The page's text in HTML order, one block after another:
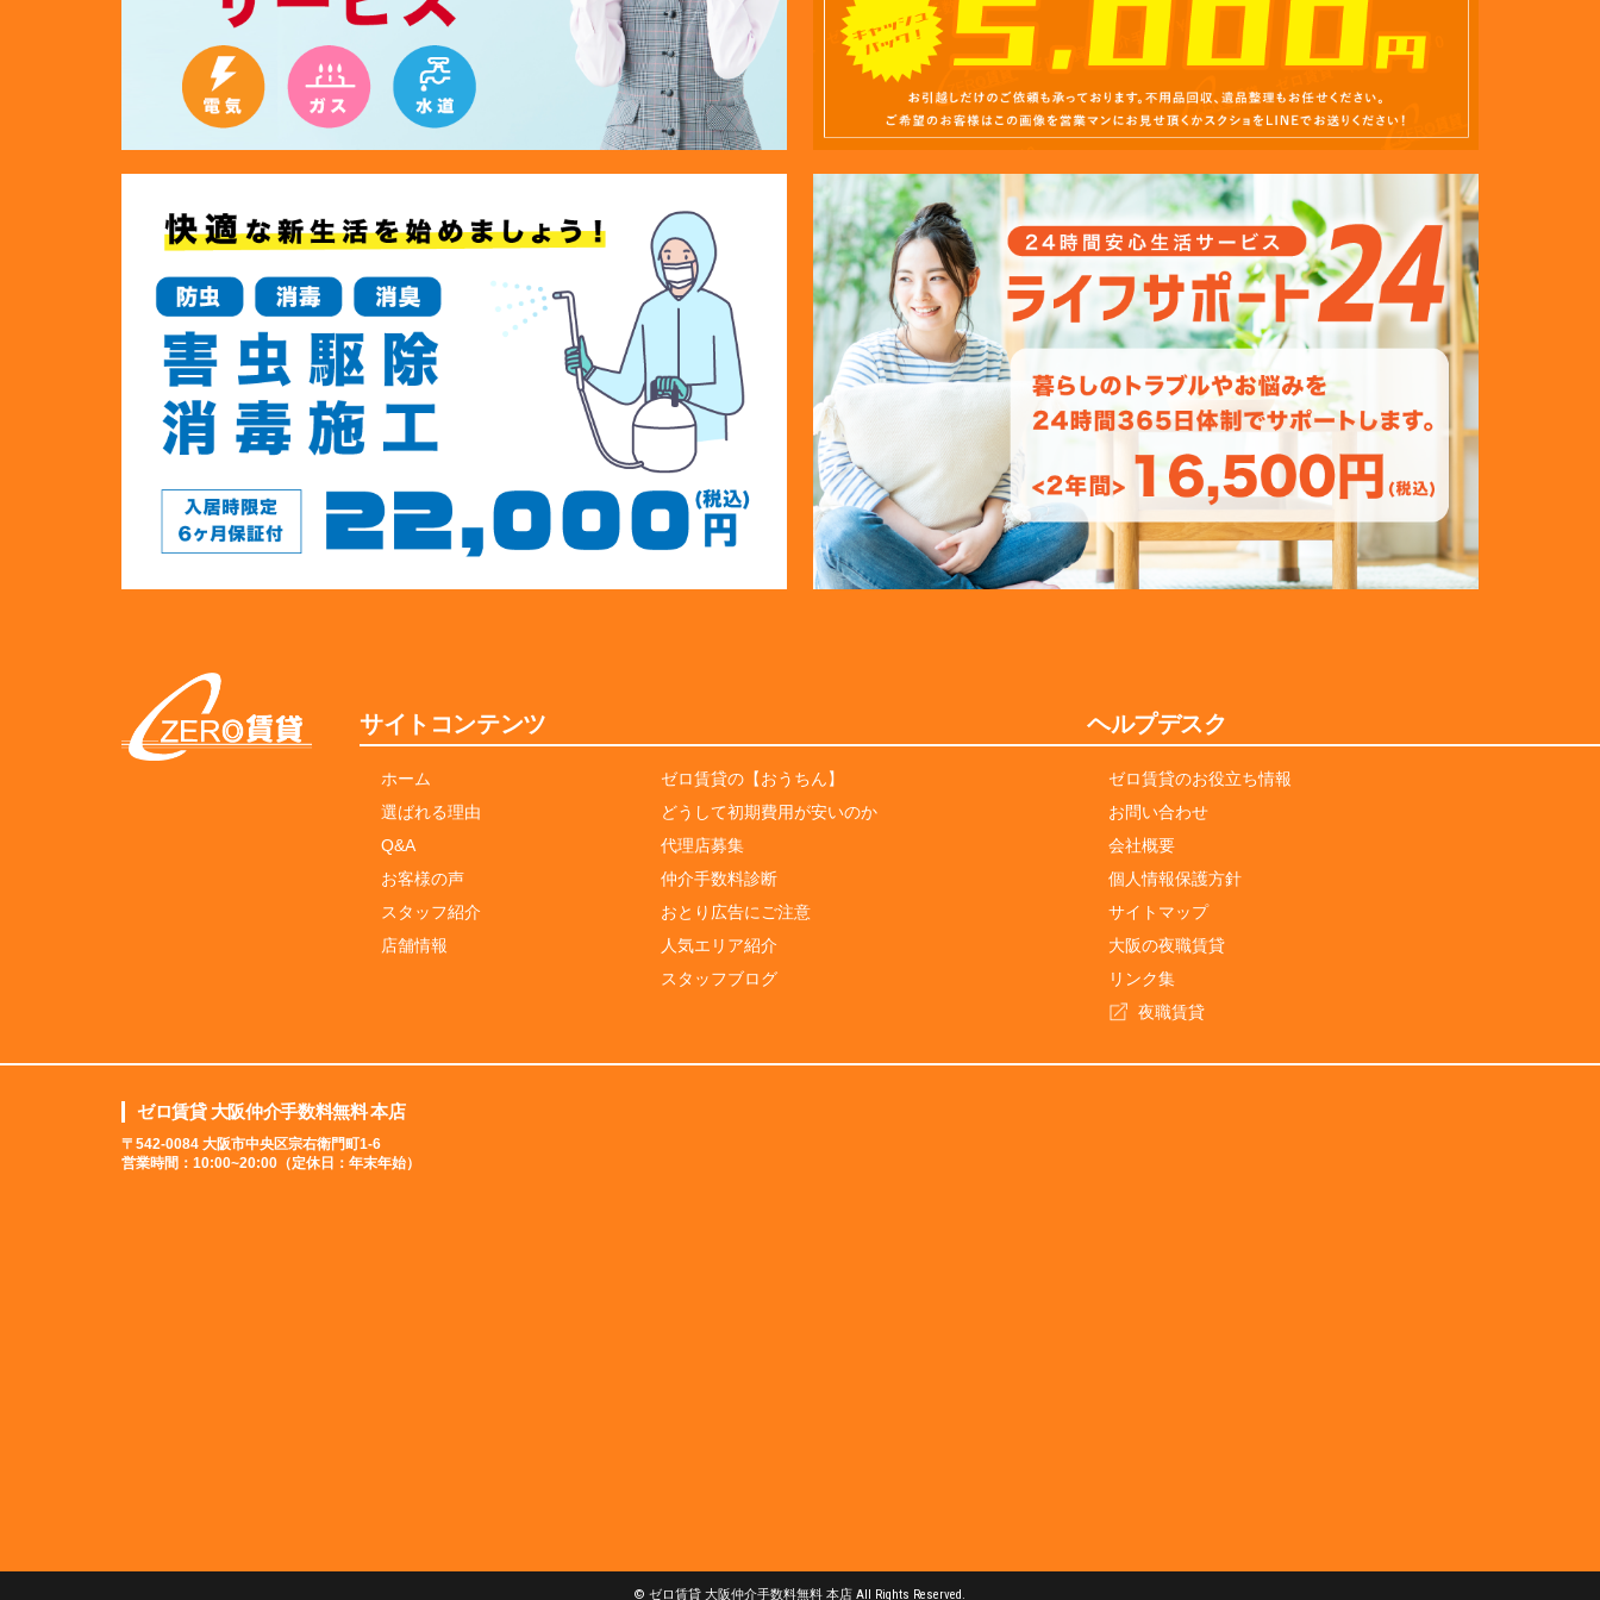
サイトコンテンツ
ホーム
選ばれる理由
Q&A
お客様の声
スタッフ紹介
店舗情報
ゼロ賃貸の【おうちん】
どうして初期費用が安いのか
代理店募集
仲介手数料診断
おとり広告にご注意
人気エリア紹介
スタッフブログ
ヘルプデスク
ゼロ賃貸のお役立ち情報
お問い合わせ
会社概要
個人情報保護方針
サイトマップ
大阪の夜職賃貸
リンク集
夜職賃貸
ゼロ賃貸 大阪仲介手数料無料 本店
〒542-0084 大阪市中央区宗右衛門町1-6
営業時間：10:00~20:00（定休日：年末年始）
© ゼロ賃貸 大阪仲介手数料無料 本店 All Rights Reserved.